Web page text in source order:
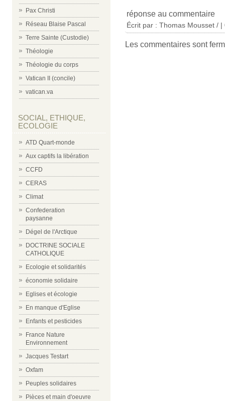
Pax Christi
Réseau Blaise Pascal
Terre Sainte (Custodie)
Théologie
Théologie du corps
Vatican II (concile)
vatican.va
SOCIAL, ETHIQUE,
ECOLOGIE
ATD Quart-monde
Aux captifs la libération
CCFD
CERAS
Climat
Confederation
paysanne
Dégel de l'Arctique
DOCTRINE SOCIALE
CATHOLIQUE
Ecologie et solidarités
économie solidaire
Eglises et écologie
En manque d'Eglise
Enfants et pesticides
France Nature
Environnement
Jacques Testart
Oxfam
Peuples solidaires
Pièces et main d'oeuvre
réponse au commentaire
Écrit par : Thomas Mousset / |
Les commentaires sont